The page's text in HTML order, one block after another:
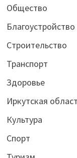
Общество
Благоустройство
Строительство
Транспорт
Здоровье
Иркутская
Культура
Спорт